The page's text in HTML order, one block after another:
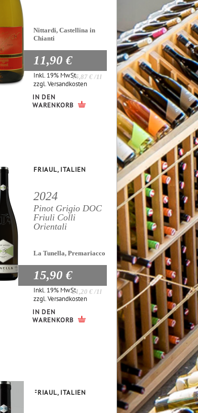
Nittardi, Castellina in
Chianti
11,90 €
15,87 € /1l
Inkl. 19% MwSt.
zzgl.Versandkosten
IN DEN
WARENKORB
FRIAUL, ITALIEN
2024
Pinot Grigio DOC
Friuli Colli
Orientali
La Tunella, Premariacco
15,90 €
21,20 € /1l
Inkl. 19% MwSt.
zzgl.Versandkosten
IN DEN
WARENKORB
FRIAUL, ITALIEN